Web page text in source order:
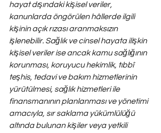
hayat dışındaki kişisel veriler,
kanunlarda öngörülen hâllerde ilgili
kişinin açık rızası aranmaksızın
işlenebilir. Sağlık ve cinsel hayata ilişkin
kişisel veriler ise ancak kamu sağlığının
korunması, koruyucu hekimlik, tıbbî
teşhis, tedavi ve bakım hizmetlerinin
yürütülmesi, sağlık hizmetleri ile
finansmanının planlanması ve yönetimi
amacıyla, sır saklama yükümlülüğü
altında bulunan kişiler veya yetkili